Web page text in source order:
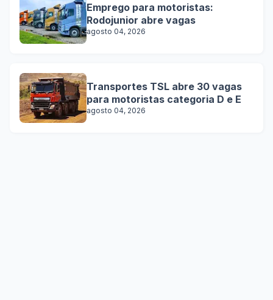
Emprego para motoristas:
Rodojunior abre vagas
agosto 04, 2026
Transportes TSL abre 30 vagas
para motoristas categoria D e E
agosto 04, 2026